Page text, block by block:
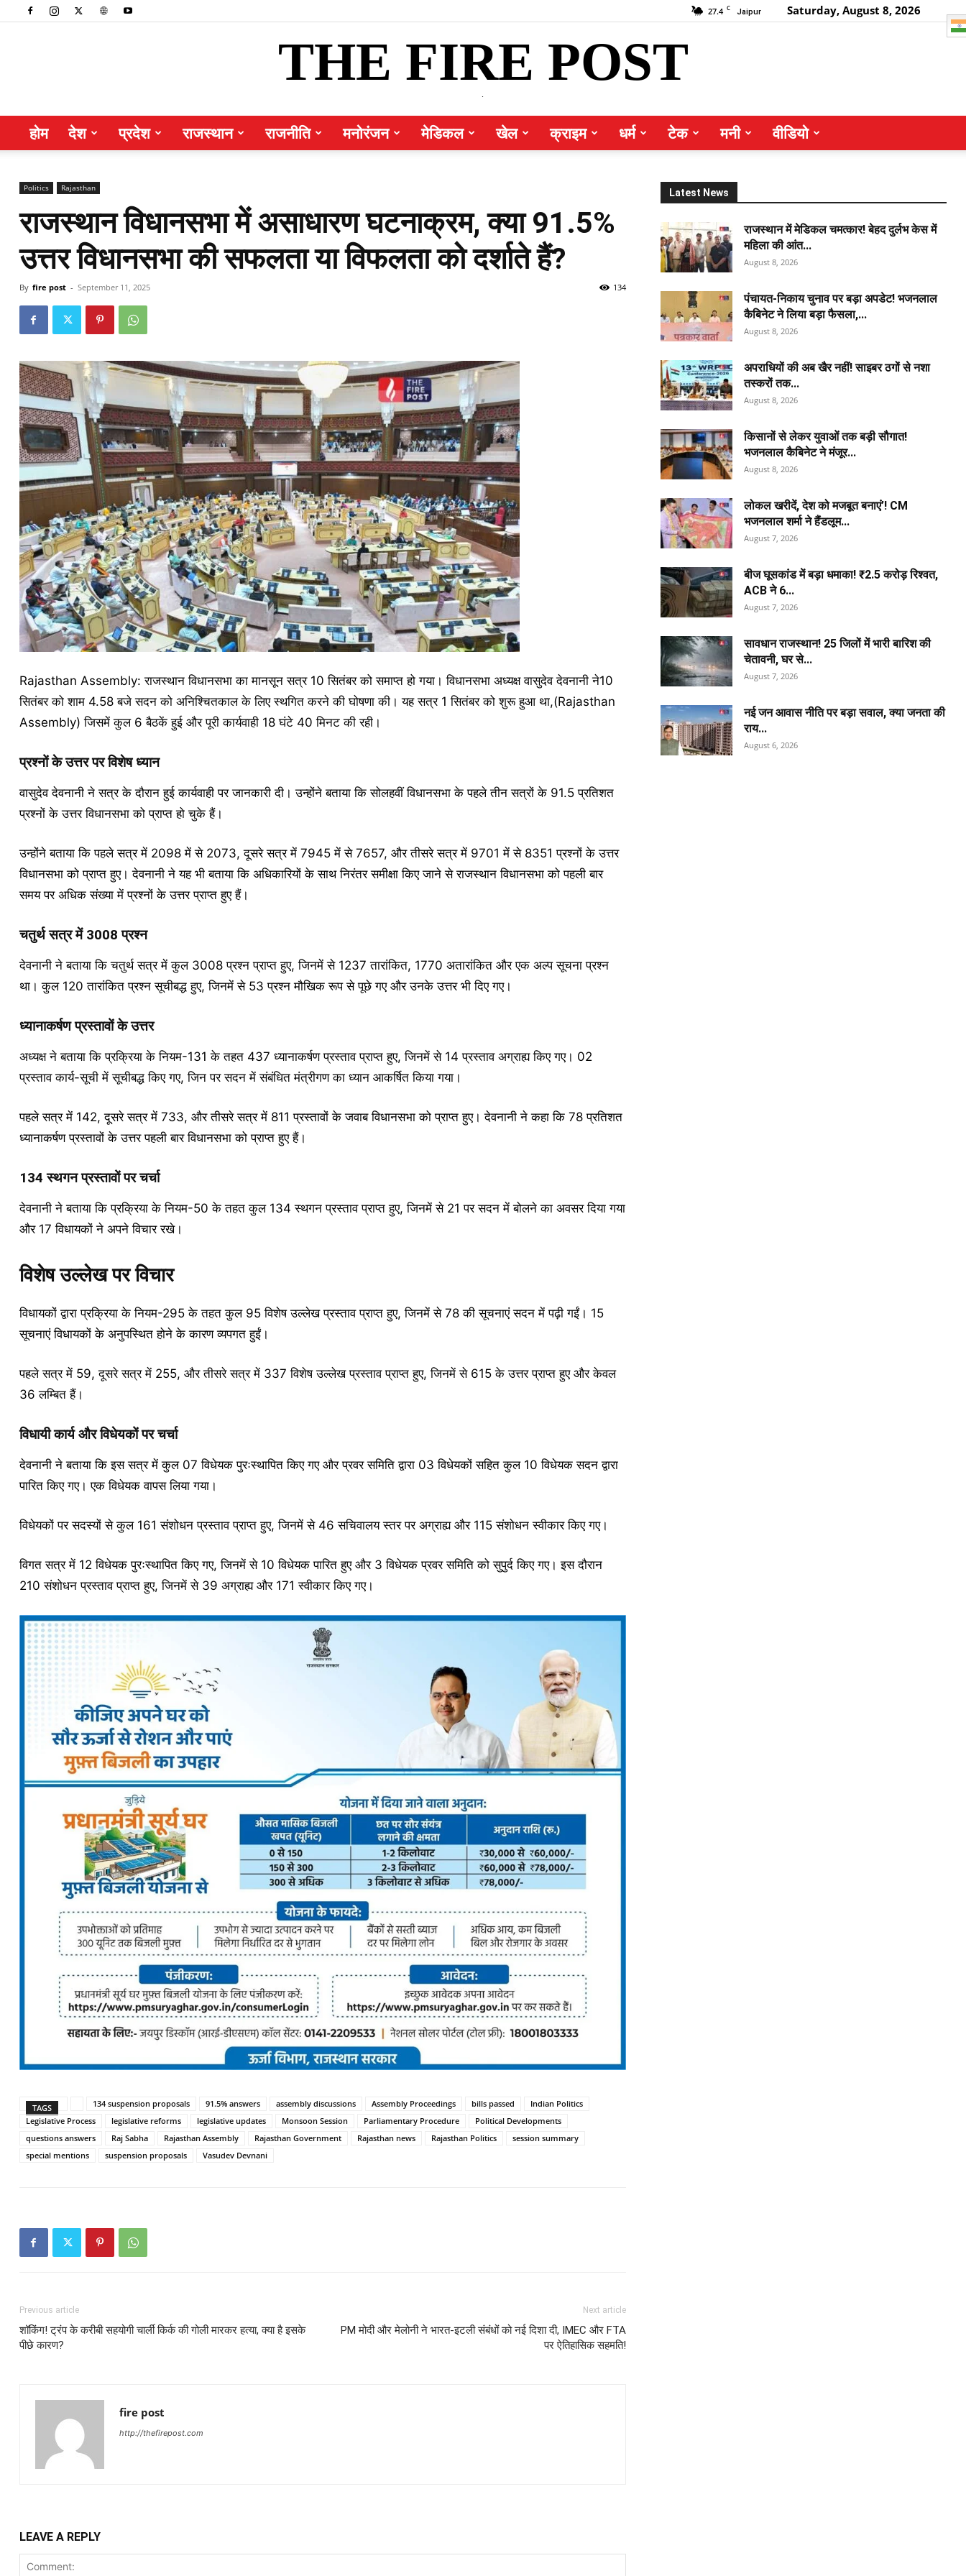
27.4 C Jaipur Saturday, August 8, 2026
THE FIRE POST
होम देश प्रदेश राजस्थान राजनीति मनोरंजन मेडिकल खेल क्राइम धर्म टेक मनी वीडियो
Politics Rajasthan
राजस्थान विधानसभा में असाधारण घटनाक्रम, क्या 91.5%
उत्तर विधानसभा की सफलता या विफलता को दर्शाते हैं?
By fire post - September 11, 2025 134
Rajasthan Assembly: राजस्थान विधानसभा का मानसून सत्र 10 सितंबर को समाप्त हो गया। विधानसभा अध्यक्ष वासुदेव देवनानी ने10
सितंबर को शाम 4.58 बजे सदन को अनिश्चितकाल के लिए स्थगित करने की घोषणा की। यह सत्र 1 सितंबर को शुरू हुआ था,(Rajasthan
Assembly) जिसमें कुल 6 बैठकें हुई और पूरी कार्यवाही 18 घंटे 40 मिनट की रही।
प्रश्नों के उत्तर पर विशेष ध्यान
वासुदेव देवनानी ने सत्र के दौरान हुई कार्यवाही पर जानकारी दी। उन्होंने बताया कि सोलहवीं विधानसभा के पहले तीन सत्रों के 91.5 प्रतिशत
प्रश्नों के उत्तर विधानसभा को प्राप्त हो चुके हैं।
उन्होंने बताया कि पहले सत्र में 2098 में से 2073, दूसरे सत्र में 7945 में से 7657, और तीसरे सत्र में 9701 में से 8351 प्रश्नों के उत्तर
विधानसभा को प्राप्त हुए। देवनानी ने यह भी बताया कि अधिकारियों के साथ निरंतर समीक्षा किए जाने से राजस्थान विधानसभा को पहली बार
समय पर अधिक संख्या में प्रश्नों के उत्तर प्राप्त हुए हैं।
चतुर्थ सत्र में 3008 प्रश्न
देवनानी ने बताया कि चतुर्थ सत्र में कुल 3008 प्रश्न प्राप्त हुए, जिनमें से 1237 तारांकित, 1770 अतारांकित और एक अल्प सूचना प्रश्न
था। कुल 120 तारांकित प्रश्न सूचीबद्ध हुए, जिनमें से 53 प्रश्न मौखिक रूप से पूछे गए और उनके उत्तर भी दिए गए।
ध्यानाकर्षण प्रस्तावों के उत्तर
अध्यक्ष ने बताया कि प्रक्रिया के नियम-131 के तहत 437 ध्यानाकर्षण प्रस्ताव प्राप्त हुए, जिनमें से 14 प्रस्ताव अग्राह्य किए गए। 02
प्रस्ताव कार्य-सूची में सूचीबद्ध किए गए, जिन पर सदन में संबंधित मंत्रीगण का ध्यान आकर्षित किया गया।
पहले सत्र में 142, दूसरे सत्र में 733, और तीसरे सत्र में 811 प्रस्तावों के जवाब विधानसभा को प्राप्त हुए। देवनानी ने कहा कि 78 प्रतिशत
ध्यानाकर्षण प्रस्तावों के उत्तर पहली बार विधानसभा को प्राप्त हुए हैं।
134 स्थगन प्रस्तावों पर चर्चा
देवनानी ने बताया कि प्रक्रिया के नियम-50 के तहत कुल 134 स्थगन प्रस्ताव प्राप्त हुए, जिनमें से 21 पर सदन में बोलने का अवसर दिया गया
और 17 विधायकों ने अपने विचार रखे।
विशेष उल्लेख पर विचार
विधायकों द्वारा प्रक्रिया के नियम-295 के तहत कुल 95 विशेष उल्लेख प्रस्ताव प्राप्त हुए, जिनमें से 78 की सूचनाएं सदन में पढ़ी गईं। 15
सूचनाएं विधायकों के अनुपस्थित होने के कारण व्यपगत हुईं।
पहले सत्र में 59, दूसरे सत्र में 255, और तीसरे सत्र में 337 विशेष उल्लेख प्रस्ताव प्राप्त हुए, जिनमें से 615 के उत्तर प्राप्त हुए और केवल
36 लम्बित हैं।
विधायी कार्य और विधेयकों पर चर्चा
देवनानी ने बताया कि इस सत्र में कुल 07 विधेयक पुरःस्थापित किए गए और प्रवर समिति द्वारा 03 विधेयकों सहित कुल 10 विधेयक सदन द्वारा
पारित किए गए। एक विधेयक वापस लिया गया।
विधेयकों पर सदस्यों से कुल 161 संशोधन प्रस्ताव प्राप्त हुए, जिनमें से 46 सचिवालय स्तर पर अग्राह्य और 115 संशोधन स्वीकार किए गए।
विगत सत्र में 12 विधेयक पुरःस्थापित किए गए, जिनमें से 10 विधेयक पारित हुए और 3 विधेयक प्रवर समिति को सुपुर्द किए गए। इस दौरान
210 संशोधन प्रस्ताव प्राप्त हुए, जिनमें से 39 अग्राह्य और 171 स्वीकार किए गए।
TAGS 134 suspension proposals 91.5% answers assembly discussions Assembly Proceedings bills passed
Indian Politics
Legislative Process
legislative reforms legislative updates Monsoon Session Parliamentary Procedure
Political Developments
questions answers
Raj Sabha Rajasthan Assembly Rajasthan Government Rajasthan news Rajasthan Politics
session summary
special mentions
suspension proposals Vasudev Devnani
Previous article
शॉकिंग! ट्रंप के करीबी सहयोगी चार्ली किर्क की गोली मारकर हत्या, क्या है इसके
पीछे कारण?
Next article
PM मोदी और मेलोनी ने भारत-इटली संबंधों को नई दिशा दी, IMEC और FTA
पर ऐतिहासिक सहमति!
fire post
http://thefirepost.com
LEAVE A REPLY
Latest News
राजस्थान में मेडिकल चमत्कार! बेहद दुर्लभ केस में
महिला की आंत...
August 8, 2026
पंचायत-निकाय चुनाव पर बड़ा अपडेट! भजनलाल
कैबिनेट ने लिया बड़ा फैसला,...
August 8, 2026
अपराधियों की अब खैर नहीं! साइबर ठगों से नशा
तस्करों तक...
August 8, 2026
किसानों से लेकर युवाओं तक बड़ी सौगात!
भजनलाल कैबिनेट ने मंजूर...
August 8, 2026
लोकल खरीदें, देश को मजबूत बनाएं’! CM
भजनलाल शर्मा ने हैंडलूम...
August 7, 2026
बीज घूसकांड में बड़ा धमाका! ₹2.5 करोड़ रिश्वत,
ACB ने 6...
August 7, 2026
सावधान राजस्थान! 25 जिलों में भारी बारिश की
चेतावनी, घर से...
August 7, 2026
नई जन आवास नीति पर बड़ा सवाल, क्या जनता की
राय...
August 6, 2026